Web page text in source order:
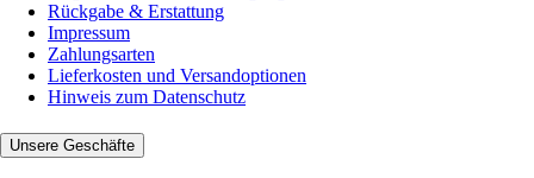
Rückgabe & Erstattung
Impressum
Zahlungsarten
Lieferkosten und Versandoptionen
Hinweis zum Datenschutz
Unsere Geschäfte